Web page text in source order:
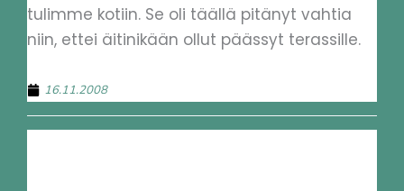
tulimme kotiin. Se oli täällä pitänyt vahtia
niin, ettei äitinikään ollut päässyt terassille.
16.11.2008